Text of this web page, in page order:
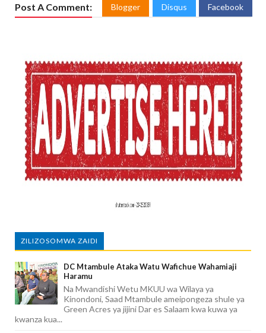
Post A Comment: Blogger Disqus Facebook
ZILIZOSOMWA ZAIDI
DC Mtambule Ataka Watu Wafichue Wahamiaji
Haramu
Na Mwandishi Wetu MKUU wa Wilaya ya
Kinondoni, Saad Mtambule ameipongeza shule ya
Green Acres ya jijini Dar es Salaam kwa kuwa ya
kwanza kua...